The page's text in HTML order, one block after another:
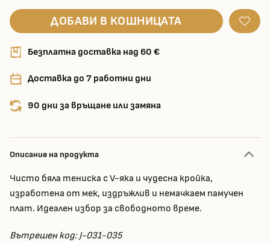
ДОБАВИ В КОШНИЦАТА
Безплатна доставка над 60 €
Доставка до 7 работни дни
90 дни за връщане или замяна
Описание на продукта
Чисто бяла тениска с V-яка и чудесна кройка,
изработена от мек, издръжлив и немачкаем памучен
плат. Идеален избор за свободното време.
Вътрешен код: J-031-035